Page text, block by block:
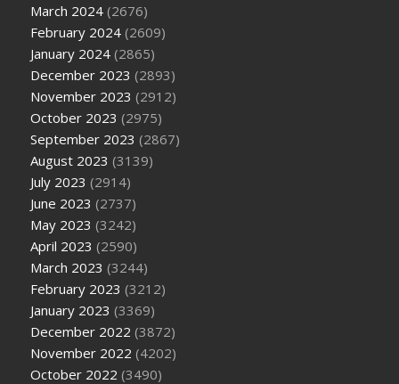
March 2024 (2676)
February 2024 (2609)
January 2024 (2865)
December 2023 (2893)
November 2023 (2912)
October 2023 (2975)
September 2023 (2867)
August 2023 (3139)
July 2023 (2914)
June 2023 (2737)
May 2023 (3242)
April 2023 (2590)
March 2023 (3244)
February 2023 (3212)
January 2023 (3369)
December 2022 (3872)
November 2022 (4202)
October 2022 (3490)